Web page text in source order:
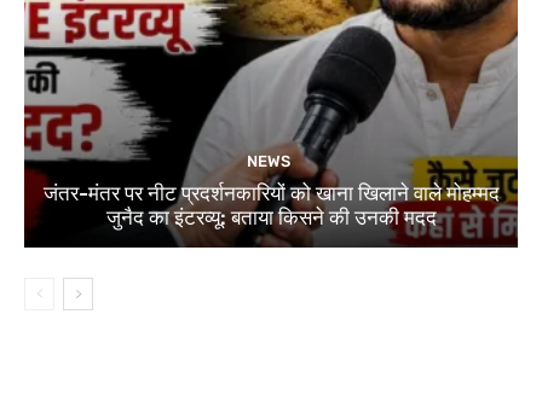
NEWS
जंतर-मंतर पर नीट प्रदर्शनकारियों को खाना खिलाने वाले मोहम्मद
जुनैद का इंटरव्यू: बताया किसने की उनकी मदद